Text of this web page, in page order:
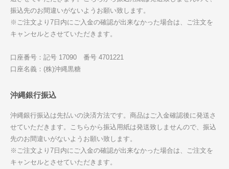
振込先のお間違いがないようお願い致します。
※ご注文より7日内にご入金の確認が出来なかった場合は、ご注文を
キャンセルとさせていただきます。
口座番号：記号 17090 番号 4701221
口座名義：(株)沖縄黒糖
沖縄銀行振込
沖縄銀行振込は先払いの決済方法です。商品はご入金確認後に発送さ
せていただきます。こちらから振込用紙は発送致しませんので、振込
先のお間違いがないようお願い致します。
※ご注文より7日内にご入金の確認が出来なかった場合は、ご注文を
キャンセルとさせていただきます。